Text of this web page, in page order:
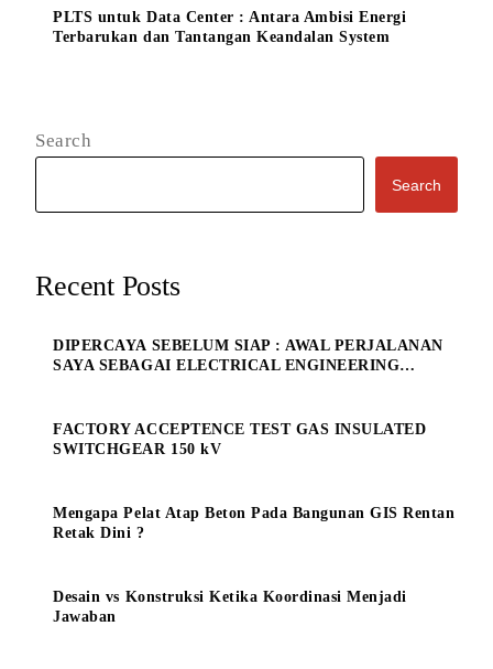
PLTS untuk Data Center : Antara Ambisi Energi
Terbarukan dan Tantangan Keandalan System
Search
Search
Recent Posts
DIPERCAYA SEBELUM SIAP : AWAL PERJALANAN
SAYA SEBAGAI ELECTRICAL ENGINEERING
FACTORY ACCEPTENCE TEST GAS INSULATED
SWITCHGEAR 150 kV
Mengapa Pelat Atap Beton Pada Bangunan GIS Rentan
Retak Dini ?
Desain vs Konstruksi Ketika Koordinasi Menjadi
Jawaban